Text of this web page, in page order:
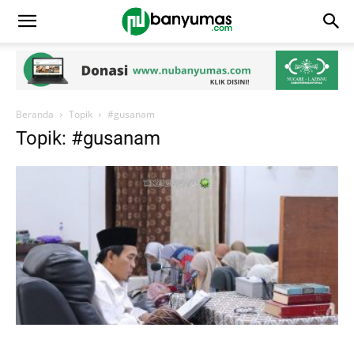
Beranda Topik #gusanam
Topik: #gusanam